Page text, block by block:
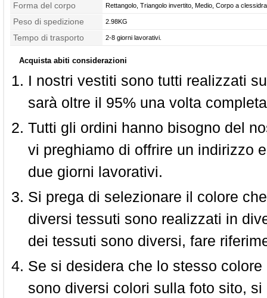
Forma del corpo Rettangolo, Triangolo invertito, Medio, Corpo a clessidra
Peso di spedizione 2.98KG
Tempo di trasporto 2-8 giorni lavorativi.
Acquista abiti considerazioni
I nostri vestiti sono tutti realizzati
sarà oltre il 95% una volta
Tutti gli ordini hanno bisogno del
vi preghiamo di offrire un indirizzo
due giorni lavorativi.
Si prega di selezionare il colore
diversi tessuti sono realizzati in
dei tessuti sono diversi, fare
Se si desidera che lo stesso
sono diversi colori sulla foto sito,